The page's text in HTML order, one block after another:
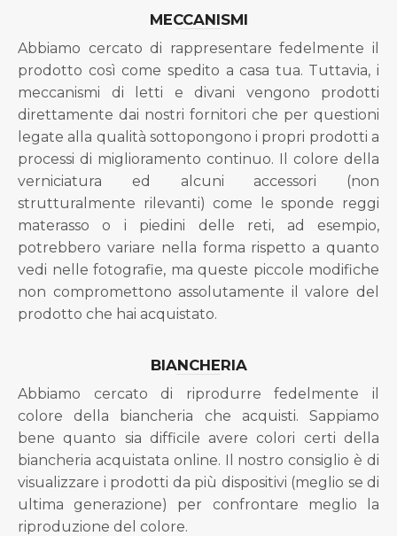
MECCANISMI
Abbiamo cercato di rappresentare fedelmente il
prodotto così come spedito a casa tua. Tuttavia, i
meccanismi di letti e divani vengono prodotti
direttamente dai nostri fornitori che per questioni
legate alla qualità sottopongono i propri prodotti a
processi di miglioramento continuo. Il colore della
verniciatura ed alcuni accessori (non
strutturalmente rilevanti) come le sponde reggi
materasso o i piedini delle reti, ad esempio,
potrebbero variare nella forma rispetto a quanto
vedi nelle fotografie, ma queste piccole modifiche
non compromettono assolutamente il valore del
prodotto che hai acquistato.
BIANCHERIA
Abbiamo cercato di riprodurre fedelmente il
colore della biancheria che acquisti. Sappiamo
bene quanto sia difficile avere colori certi della
biancheria acquistata online. Il nostro consiglio è di
visualizzare i prodotti da più dispositivi (meglio se di
ultima generazione) per confrontare meglio la
riproduzione del colore.